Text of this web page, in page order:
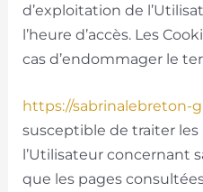
d’exploitation de
l’heure d’accès. Les
cas d’endommager le
https://sabrinalebreton-
susceptible de traiter
l’Utilisateur concernant
que les pages